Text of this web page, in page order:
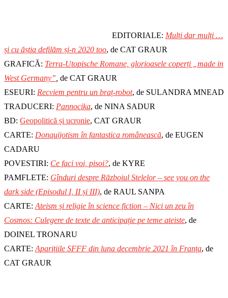
EDITORIALE: Mulți dar mulți …
și cu ăștia defilăm și-n 2020 too, de CAT GRAUR
GRAFICĂ: Terra-Utopische Romane, glorioasele coperți „made in
West Germany” de CAT GRAUR
ESEURI: Recviem pentru un braț-robot, de SULANDRA MNEAD
TRADUCERI: Pannocika, de NINA SADUR
BD: Geopolitică și ucronie, CAT GRAUR
CARTE: Donquijotism în fantastica românească, de EUGEN
CADARU
POVESTIRI: Ce faci voi, pisoi?, de KYRE
PAMFLETE: Gînduri despre Războiul Stelelor – see you on the
dark side (Episodul I, II și III), de RAUL SANPA
CARTE: Ateism și religie în science fiction – Nici un zeu în
Cosmos: Culegere de texte de anticipație pe teme ateiste, de
DOINEL TRONARU
CARTE: Aparițiile SFFF din luna decembrie 2021 în Franța, de
CAT GRAUR